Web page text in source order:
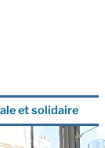
et solidaire